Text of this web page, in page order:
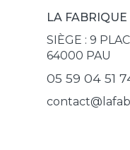
LA
SIÈGE : 9
64000 PAU
05 59 04 51